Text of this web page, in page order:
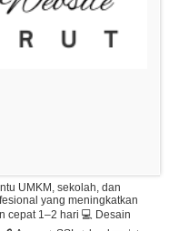
UMKM, sekolah, dan
yang meningkatkan
cepat 1–2 hari 💻 Desain